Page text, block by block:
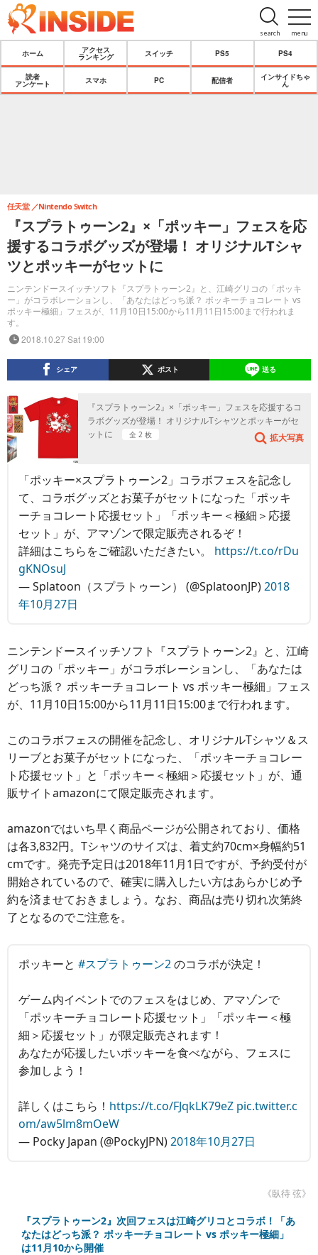
menu
search
ホーム
アクセス
ランキング
スイッチ PS5 PS4
読者
アンケート
スマホ PC 配信者
インサイドちゃ
ん
『スプラトゥーン2』×「ポッキー」フェスを応
援するコラボグッズが登場！ オリジナルTシャ
ツとポッキーがセットに
ニンテンドースイッチソフト『スプラトゥーン2』と、江崎グリコの「ポッキ
ー」がコラボレーションし、「あなたはどっち派？ ポッキーチョコレート vs
ポッキー極細」フェスが、11月10日15:00から11月11日15:00まで行われま
す。
任天堂 Nintendo Switch
2018.10.27 Sat 19:00
シェア ポスト 送る
『スプラトゥーン2』×「ポッキー」フェスを応援するコ
ラボグッズが登場！ オリジナルTシャツとポッキーがセ
ットに
全 2 枚 拡大写真
「ポッキー×スプラトゥーン2」コラボフェスを記念し
て、コラボグッズとお菓子がセットになった「ポッキ
ーチョコレート応援セット」「ポッキー＜極細＞応援
セット」が、アマゾンで限定販売されるぞ！
詳細はこちらをご確認いただきたい。 https://t.co/rDu
gKNOsuJ
— Splatoon（スプラトゥーン） (@SplatoonJP)2018
年10月27日
ニンテンドースイッチソフト『スプラトゥーン2』と、江崎
グリコの「ポッキー」がコラボレーションし、「あなたは
どっち派？ ポッキーチョコレート vs ポッキー極細」フェス
が、11月10日15:00から11月11日15:00まで行われます。
このコラボフェスの開催を記念し、オリジナルTシャツ＆ス
リーブとお菓子がセットになった、「ポッキーチョコレー
ト応援セット」と「ポッキー＜極細＞応援セット」が、通
販サイトamazonにて限定販売されます。
amazonではいち早く商品ページが公開されており、価格
は各3,832円。Tシャツのサイズは、着丈約70cm×身幅約51
cmです。発売予定日は2018年11月1日ですが、予約受付が
開始されているので、確実に購入したい方はあらかじめ予
約を済ませておきましょう。なお、商品は売り切れ次第終
了となるのでご注意を。
ポッキーと #スプラトゥーン2のコラボが決定！
ゲーム内イベントでのフェスをはじめ、アマゾンで
「ポッキーチョコレート応援セット」「ポッキー＜極
細＞応援セット」が限定販売されます！
あなたが応援したいポッキーを食べながら、フェスに
参加しよう！
詳しくはこちら！ https://t.co/FJqkLK79eZ pic.twitter.c
om/aw5lm8mOeW
— Pocky Japan (@PockyJPN)2018年10月27日
《臥待 弦》
『スプラトゥーン2』次回フェスは江崎グリコとコラボ！「あ
なたはどっち派？ ポッキーチョコレート vs ポッキー極細」
は11月10から開催